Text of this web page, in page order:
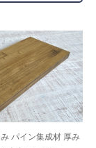
パイン集成材 厚み